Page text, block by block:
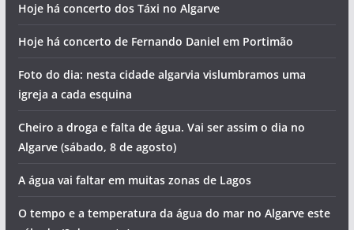
Hoje há concerto dos Táxi no Algarve
Hoje há concerto de Fernando Daniel em Portimão
Foto do dia: nesta cidade algarvia vislumbramos uma
igreja a cada esquina
Cheiro a droga e falta de água. Vai ser assim o dia no
Algarve (sábado, 8 de agosto)
A água vai faltar em muitas zonas de Lagos
O tempo e a temperatura da água do mar no Algarve este